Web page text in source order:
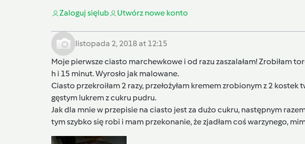
Zaloguj sięlub Utwórz nowe konto
listopada 2, 2018 at 12:15
Moje pierwsze ciasto marchewkowe i od razu zaszalałam! Zrobiłam
h i 15 minut. Wyrosło jak malowane.
Ciasto przekroiłam 2 razy, przełożyłam kremem zrobionym z 2
gęstym lukrem z cukru pudru.
Jak dla mnie w przepisie na ciasto jest za dużo cukru, następnym
tym szybko się robi i mam przekonanie, że zjadłam coś warzynego,